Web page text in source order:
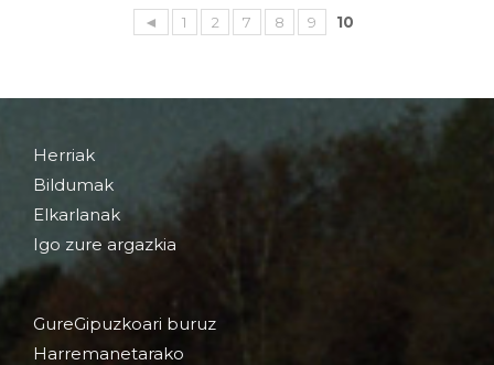
◄ 1 2 7 8 9 10
Herriak
Bildumak
Elkarlanak
Igo zure argazkia
GureGipuzkoari buruz
Harremanetarako